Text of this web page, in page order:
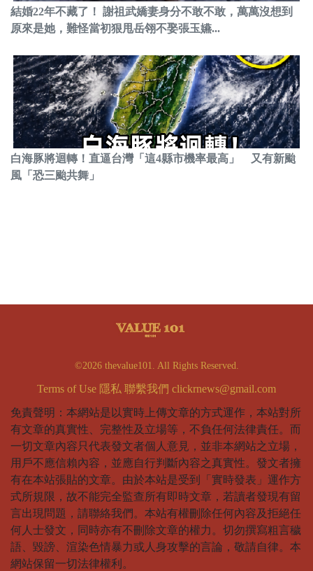
結婚22年不藏了！ 謝祖武嬌妻身分不敢不敢，萬萬沒想到
原來是她，難怪當初狠甩岳翎不娶張玉嬿...
白海豚將迴轉！直逼台灣「這4縣市機率最高」 又有新颱
風「恐三颱共舞」
©2026 thevalue101. All Rights Reserved.
Terms of Use 隱私 聯繫我們 clickrnews@gmail.com
免責聲明：本網站是以實時上傳文章的方式運作，本站對所
有文章的真實性、完整性及立場等，不負任何法律責任。而
一切文章內容只代表發文者個人意見，並非本網站之立場，
用戶不應信賴內容，並應自行判斷內容之真實性。發文者擁
有在本站張貼的文章。由於本站是受到「實時發表」運作方
式所規限，故不能完全監查所有即時文章，若讀者發現有留
言出現問題，請聯絡我們。本站有權刪除任何內容及拒絕任
何人士發文，同時亦有不刪除文章的權力。切勿撰寫粗言穢
語、毀謗、渲染色情暴力或人身攻擊的言論，敬請自律。本
網站保留一切法律權利。